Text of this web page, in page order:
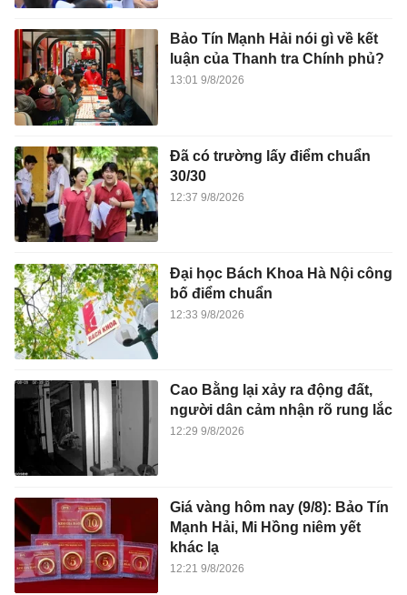
Bảo Tín Mạnh Hải nói gì về kết
luận của Thanh tra Chính phủ?
13:01 9/8/2026
Đã có trường lấy điểm chuẩn
30/30
12:37 9/8/2026
Đại học Bách Khoa Hà Nội công
bố điểm chuẩn
12:33 9/8/2026
Cao Bằng lại xảy ra động đất,
người dân cảm nhận rõ rung lắc
12:29 9/8/2026
Giá vàng hôm nay (9/8): Bảo Tín
Mạnh Hải, Mi Hồng niêm yết
khác lạ
12:21 9/8/2026